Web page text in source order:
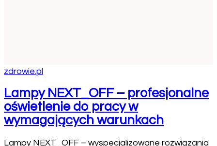
zdrowie.pl
Lampy NEXT_OFF – profesjonalne
oświetlenie do pracy w
wymagających warunkach
Lampy NEXT_OFF – wyspecjalizowane rozwiązania